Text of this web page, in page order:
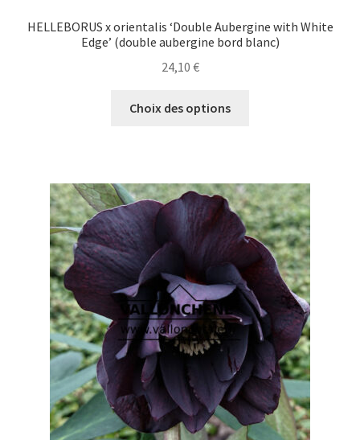
HELLEBORUS x orientalis ‘Double Aubergine with White
Edge’ (double aubergine bord blanc)
24,10 €
Choix des options
variations.
Les
options
peuvent
être
choisies
sur
la
page
du
produit